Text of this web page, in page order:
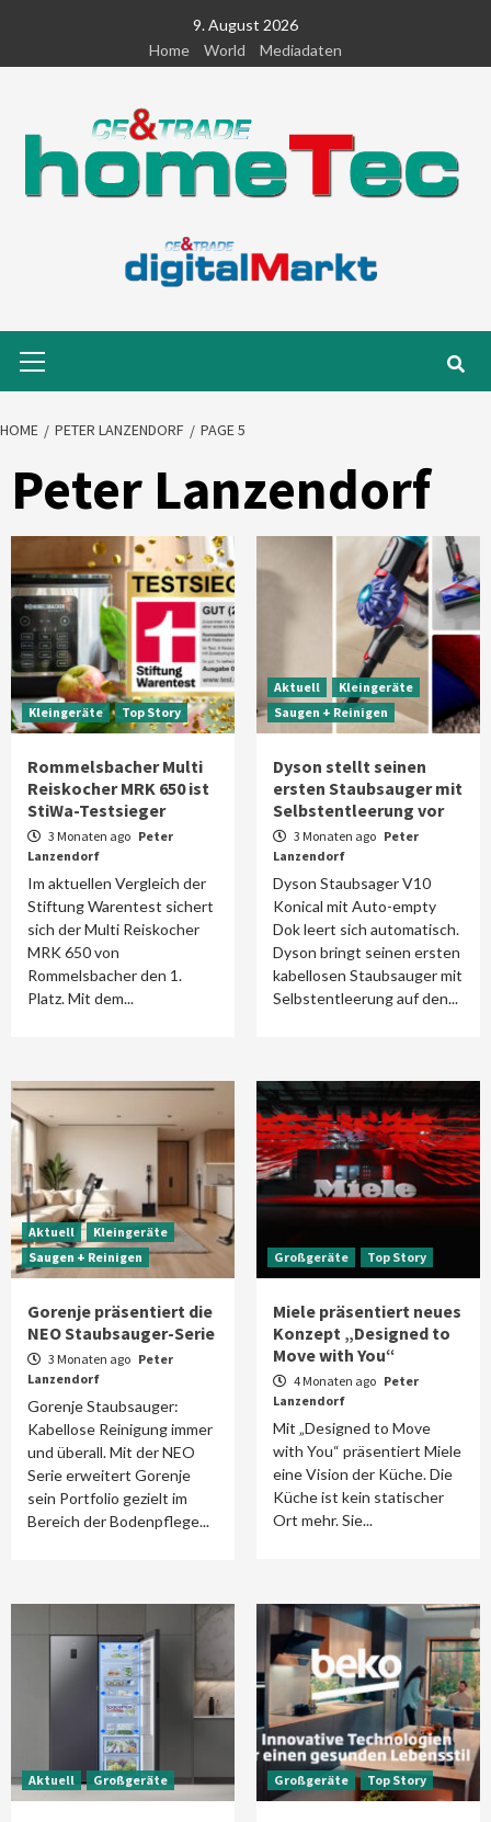
content
9. August 2026
Home
World Mediadaten
Menu
HOME PETER LANZENDORF PAGE 5
Peter Lanzendorf
Kleingeräte Top Story
Rommelsbacher Multi
Reiskocher MRK 650 ist
StiWa-Testsieger
3 Monaten ago Peter
Lanzendorf
Im aktuellen Vergleich der
Stiftung Warentest sichert
sich der Multi Reiskocher
MRK 650 von
Rommelsbacher den 1.
Platz. Mit dem...
Aktuell
Kleingeräte
Saugen + Reinigen
Dyson stellt seinen
ersten Staubsauger mit
Selbstentleerung vor
3 Monaten ago Peter
Lanzendorf
Dyson Staubsager V10
Konical mit Auto-empty
Dok leert sich automatisch.
Dyson bringt seinen ersten
kabellosen Staubsauger mit
Selbstentleerung auf den...
Aktuell
Kleingeräte
Saugen + Reinigen
Gorenje präsentiert die
NEO Staubsauger-Serie
3 Monaten ago Peter
Lanzendorf
Gorenje Staubsauger:
Kabellose Reinigung immer
und überall. Mit der NEO
Serie erweitert Gorenje
sein Portfolio gezielt im
Bereich der Bodenpflege...
Großgeräte Top Story
Miele präsentiert neues
Konzept „Designed to
Move with You“
4 Monaten ago Peter
Lanzendorf
Mit „Designed to Move
with You“ präsentiert Miele
eine Vision der Küche. Die
Küche ist kein statischer
Ort mehr. Sie...
Aktuell Großgeräte Großgeräte Top Story